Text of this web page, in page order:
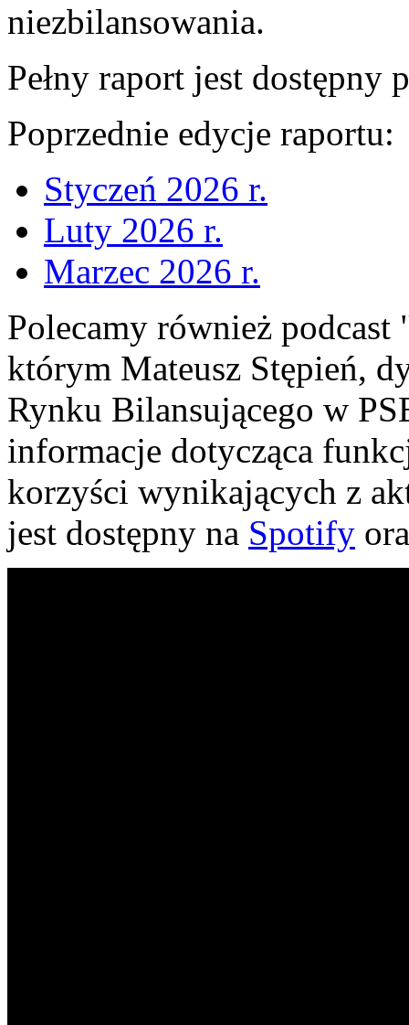
niezbilansowania.
Pełny raport jest dostępny
Poprzednie edycje raportu:
Styczeń 2026 r.
Luty 2026 r.
Marzec 2026 r.
Polecamy również
którym Mateusz Stępień,
Rynku Bilansującego w
informacje dotycząca
korzyści wynikających z
jest dostępny na Spotify